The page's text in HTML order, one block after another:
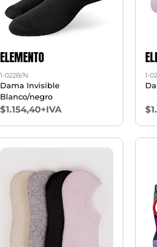
ELEMENTO
1-022B/N
Dama Invisible
Blanco/negro
$1.154,40+IVA
1-